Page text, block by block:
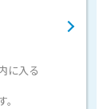
に入る